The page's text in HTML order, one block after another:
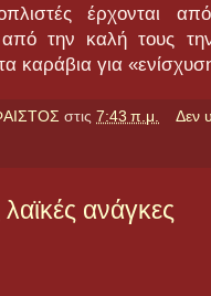
έρχονται
την καλή τους
καράβια για
στις 7:43 π.μ. Δεν
ανάγκες